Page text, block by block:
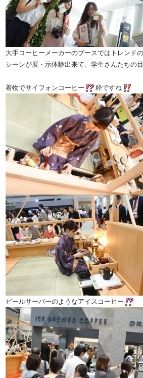
大手コーヒーメーカーのブースではトレンド
シーンが展・示体験出来て、学生さんたちの
着物でサイフォンコーヒー 粋ですね
ビールサーバーのようなアイスコーヒー